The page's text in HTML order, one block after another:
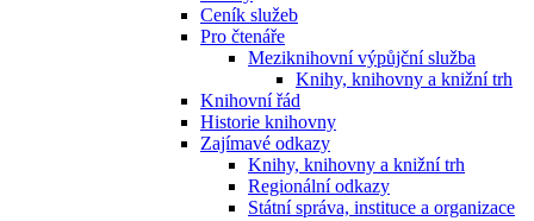
Ceník služeb
Pro čtenáře
Meziknihovní výpůjční služba
Knihy, knihovny a knižní trh
Knihovní řád
Historie knihovny
Zajímavé odkazy
Knihy, knihovny a knižní trh
Regionální odkazy
Státní správa, instituce a organizace